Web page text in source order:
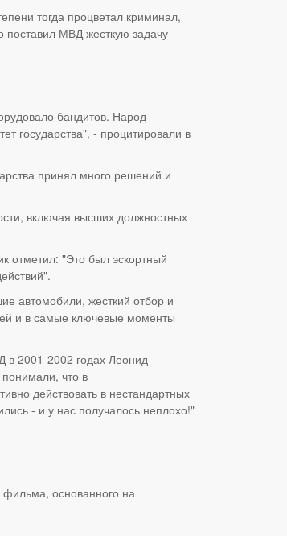
тогда процветал криминал,
МВД жесткую задачу -
бандитов. Народ
государства", - процитировали в
принял много решений и
включая высших должностных
отметил: "Это был эскортный
автомобили, жесткий отбор и
и в самые ключевые моменты
в 2001-2002 годах Леонид
что в
действовать в нестандартных
- и у нас получалось неплохо!"
основанного на